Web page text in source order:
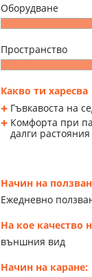
Оборудване
Пространство
Какво ти харесва
Гъвкавоста на
Комфорта при
далги растояния
Начин на
Ежедневно
На кое
външния вид
Начин на каране: